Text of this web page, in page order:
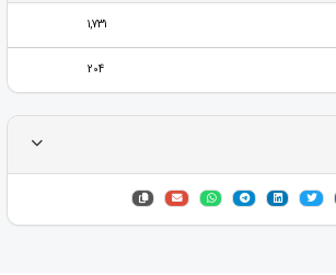
1,731
204